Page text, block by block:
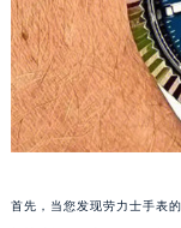
首先，当您发现劳力士手表